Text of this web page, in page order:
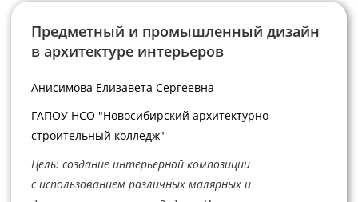
Предметный и промышленный дизайн
в архитектуре интерьеров
Анисимова Елизавета Сергеевна
ГАПОУ НСО "Новосибирский архитектурно-
строительный колледж"
Цель: создание интерьерной композиции
с использованием различных малярных и